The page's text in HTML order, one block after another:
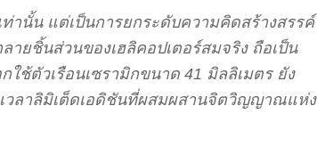
ท่านั้น แต่เป็นการยกระดับความคิดสร้างสรรค์
ายชิ้นส่วนของเฮลิคอปเตอร์สมจริง ถือเป็น
ช้ตัวเรือนเซรามิกขนาด 41 มิลลิเมตร ยัง
วลาลิมิเต็ดเอดิชันที่ผสมผสานจิตวิญญาณแห่ง